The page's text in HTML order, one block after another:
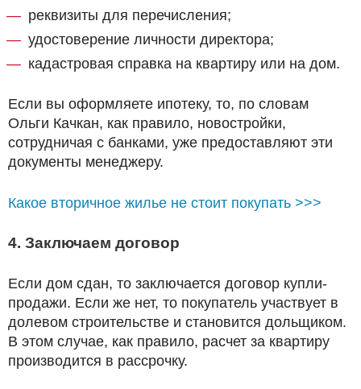
реквизиты для перечисления;
удостоверение личности директора;
кадастровая справка на квартиру или на дом.
Если вы оформляете ипотеку, то, по словам
Ольги Качкан, как правило, новостройки,
сотрудничая с банками, уже предоставляют эти
документы менеджеру.
Какое вторичное жилье не стоит покупать >>>
4. Заключаем договор
Если дом сдан, то заключается договор купли-
продажи. Если же нет, то покупатель участвует в
долевом строительстве и становится дольщиком.
В этом случае, как правило, расчет за квартиру
производится в рассрочку.